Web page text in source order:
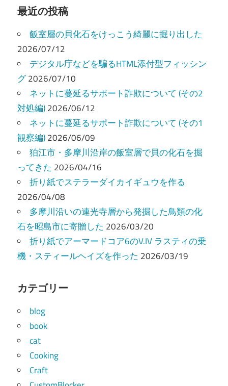
の
ペ
ー
ジ
送
り
記
事
最近の投稿
飯室層の貝化石をけっこう綺麗に掘り出した
2026/07/12
デジタル庁などを騙るHTML添付型フィッシン
グ2026/07/10
ネットに蔓延るサポート詐欺について (その2
対処編)2026/06/12
ネットに蔓延るサポート詐欺について (その1
観察編)2026/06/09
狛江市・多摩川沿岸の飯室層で貝の化石を掘
ってきた 2026/04/16
折り紙でステラーダイカイギュウを作る
2026/04/08
多摩川沿いの連光寺層から発掘した鳥類の化
石を昭島市に寄贈した 2026/03/20
折り紙でアーマードコア6のV.IV ラスティの乗
機・スティールヘイズを作った 2026/03/19
カテゴリー
blog
book
cat
Cooking
Craft